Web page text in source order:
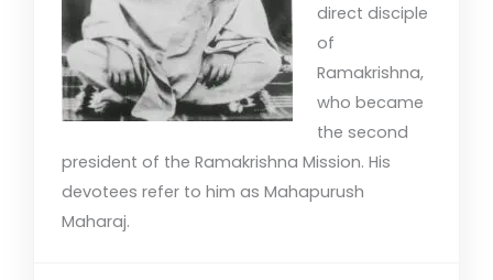
direct disciple
of
Ramakrishna,
who became
the second
president of the Ramakrishna Mission. His
devotees refer to him as Mahapurush
Maharaj.